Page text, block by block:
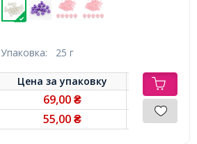
Упаковка: 25 г
Цена заупаковку
69,00₴
55,00₴